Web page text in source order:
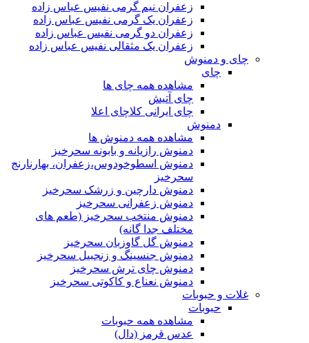
زعفران نیم گرمی نفیس عباس زاده
زعفران یک گرمی نفیس عباس زاده
زعفران دو گرمی نفیس عباس زاده
زعفران یک مثقالی نفیس عباس زاده
چای و دمنوش
چای
مشاهده همه چای ها
چای آتیش
چای ایرانی کلاچای اعلا
دمنوش
مشاهده همه دمنوش ها
دمنوش رازیانه و بابونه سحرخیز
دمنوش اسطوخودوس،زعفران، بهارنارنج
سحرخیز
دمنوش دارچین و زرشک سحرخیز
دمنوش زعفرانی سحرخیز
دمنوش منتخب سحرخیز (طعم های
مختلف جدا گانه)
دمنوش گل گاوزبان سحرخیز
دمنوش جنسینگ و زنجبیل سحرخیز
دمنوش چای ترش سحرخیز
دمنوش نعناع و کاکوتی سحرخیز
غلات و حبوبات
حبوبات
مشاهده همه حبوبات
عدس قرمز (دال)